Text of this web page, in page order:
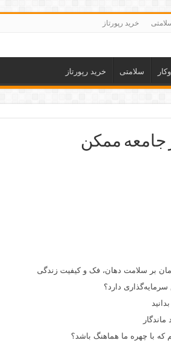
خرید رپورتاز
سلامتی خرید رپورتاز
جامعه ممکن
بر سلامت دهان، فک و کیفیت زندگی
دارد؟
با چهره ما هماهنگ باشد؟